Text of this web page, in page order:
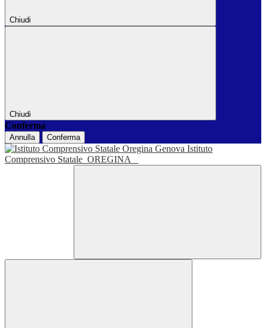
Chiudi
Chiudi
Conferma
Annulla Conferma
Istituto
Comprensivo Statale OREGINA